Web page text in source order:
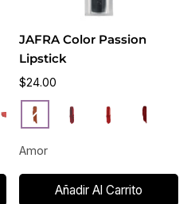
Mellow
Raspberry
Plush
Rosewood
Satin
JAFRA Color Passion
Lipstick
$24.00
Bronze Amor
Red
Fierce
Amor
Añadir Al Carrito